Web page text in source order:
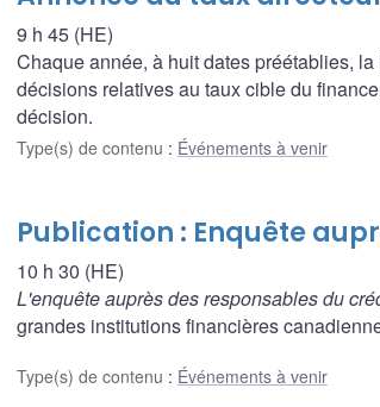
9 h 45 (HE)
Chaque année, à huit dates préétablies,
décisions relatives au taux cible du
décision.
Type(s) de contenu : Événements à venir
Publication : Enquête
10 h 30 (HE)
L'enquête auprès des responsables du
grandes institutions financières
Type(s) de contenu : Événements à venir